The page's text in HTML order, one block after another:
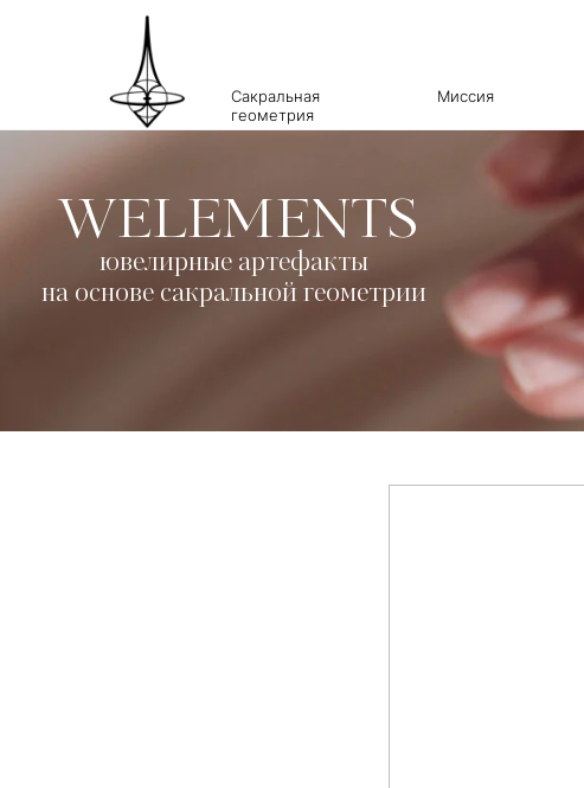
Миссия
Сакральная
геометрия
WELEMENTS
ювелирные артефакты
на основе сакральной геометрии